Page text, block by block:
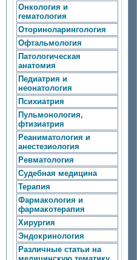
Онкология и
гематология
Оториноларингология
Офтальмология
Патологическая
анатомия
Педиатрия и
неонатология
Психиатрия
Пульмонология,
фтизиатрия
Реаниматология и
анестезиология
Ревматология
Судебная медицина
Терапия
Фармакология и
фармакотерапия
Хирургия
Эндокринология
Различные статьи на